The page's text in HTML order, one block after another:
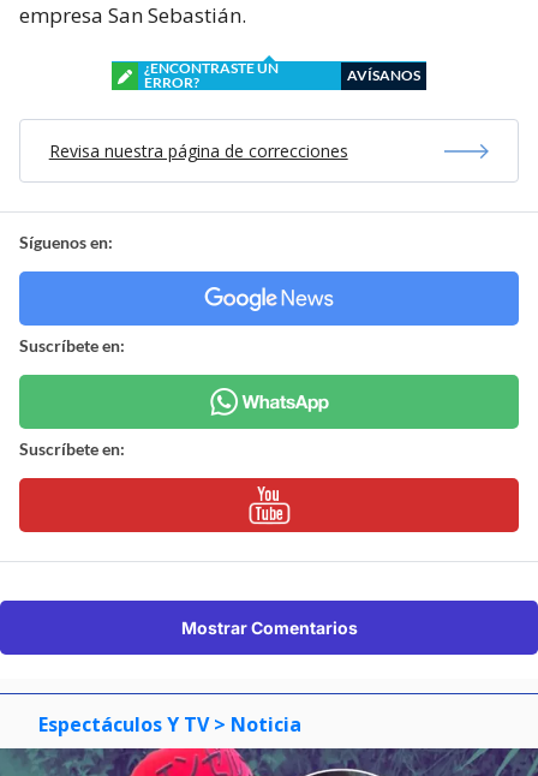
empresa San Sebastián.
¿ENCONTRASTE UN
ERROR?
AVÍSANOS
Revisa nuestra página de correcciones
Síguenos en:
Suscríbete en:
Suscríbete en:
Mostrar Comentarios
Espectáculos Y TV > Noticia